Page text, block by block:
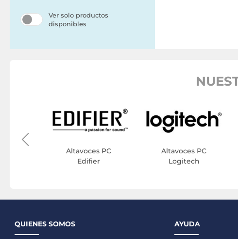
Ver solo productos
disponibles
Altavoces PC
Edifier
Altavoces PC
Logitech
QUIENES SOMOS AYUDA